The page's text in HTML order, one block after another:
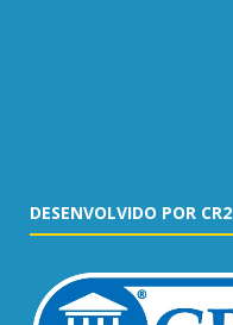
DESENVOLVIDO POR CR2